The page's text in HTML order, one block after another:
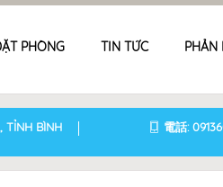
PHÒNG TIN TỨC PHẢN
TỈNH BÌNH
電話: